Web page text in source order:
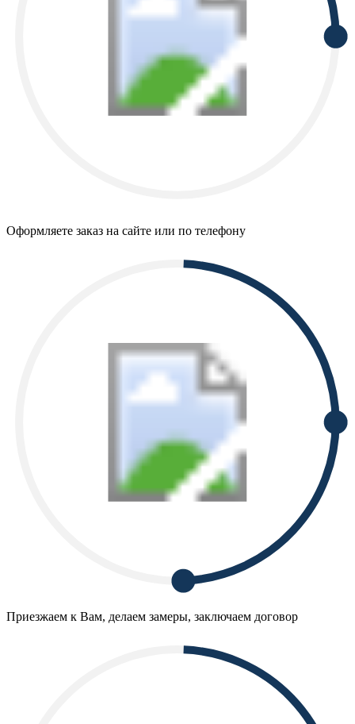
Оформляете заказ на сайте или по телефону
Приезжаем к Вам, делаем замеры, заключаем договор